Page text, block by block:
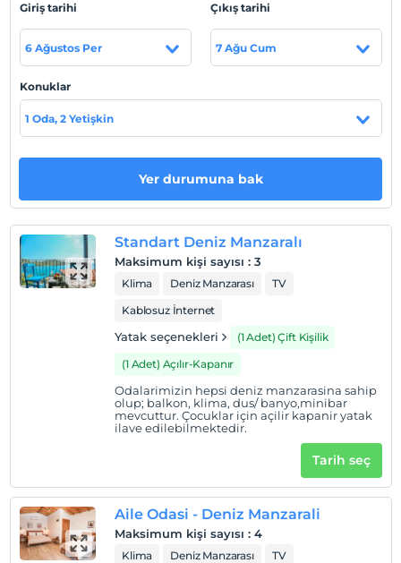
mesafededir.
Sahil
Haritada Göster
Otel koşulları
Check/in
En erken saat 14:00 ve sonrası
Check/out
En geç saat 11:00 ve öncesi
Evcil hayvan kabul edilmemektedir.
Odalarda sigara içilmez
Her bir oda için 5 yaşına kadar 1 çocuk ücretsizdir
Giriş tarihi
6 Ağustos Per
Çıkış tarihi
7 Ağu Cum
Konuklar
1 Oda, 2 Yetişkin
Yer durumuna bak
Standart Deniz Manzaralı
Maksimum kişi sayısı : 3
Klima Deniz Manzarası
TV
Kablosuz İnternet
Yatak seçenekleri
(1 Adet) Çift Kişilik
(1 Adet) Açılır-Kapanır
Odalarimizin hepsi deniz manzarasina sahip
olup; balkon, klima, dus/ banyo,minibar
mevcuttur. Çocuklar için açilir kapanir yatak
ilave edilebilmektedir.
Tarih seç
Aile Odasi - Deniz Manzarali
Maksimum kişi sayısı : 4
Klima Deniz Manzarası
TV